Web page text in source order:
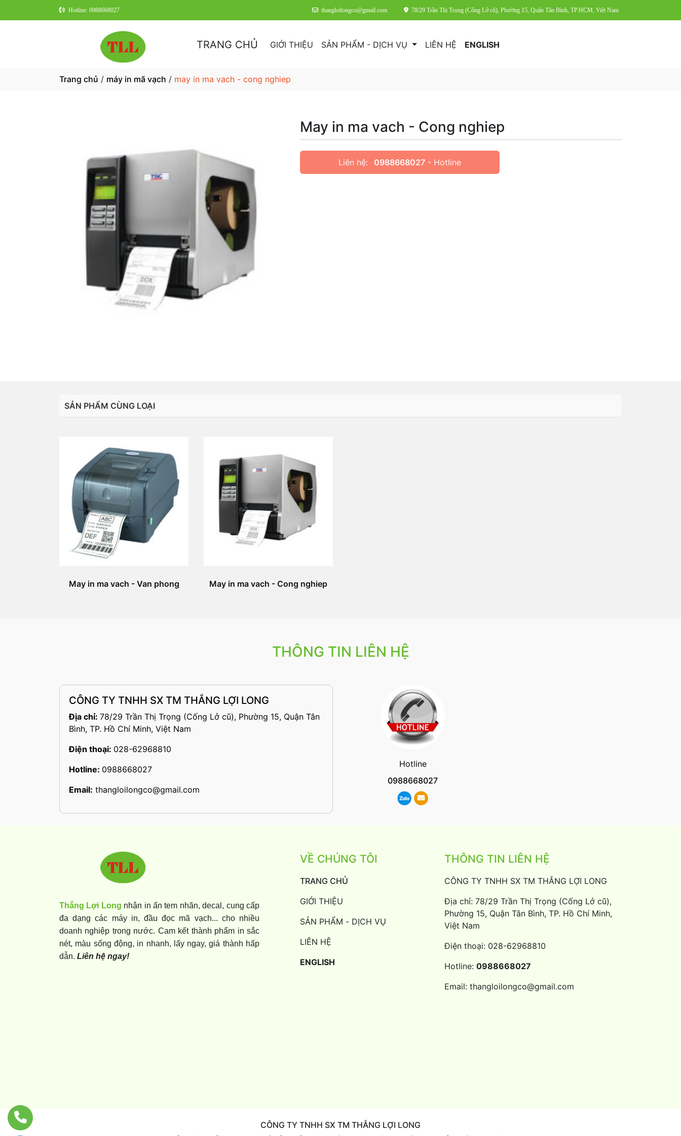
Hotline: 0988668027 thangloilongco@gmail.com 78/29 Trần Thị Trọng (Cống Lở cũ), Phường 15, Quận Tân Bình, TP.HCM, Việt Nam
TRANG CHỦ GIỚI THIỆU SẢN PHẨM - DỊCH VỤ LIÊN HỆ ENGLISH
Trang chủ / máy in mã vạch / may in ma vach - cong nghiep
May in ma vach - Cong nghiep
Liên hệ: 0988668027- Hotline
SẢN PHẨM CÙNG LOẠI
May in ma vach - Van phong May in ma vach - Cong nghiep
THÔNG TIN LIÊN HỆ
CÔNG TY TNHH SX TM THẮNG LỢI LONG
Địa chỉ: 78/29 Trần Thị Trọng (Cống Lở cũ), Phường 15, Quận Tân
Bình, TP. Hồ Chí Minh, Việt Nam
Điện thoại: 028-62968810
Hotline: 0988668027
Email: thangloilongco@gmail.com
Hotline
0988668027
Thắng Lợi Long nhận in ấn tem nhãn, decal, cung cấp
đa dạng các máy in, đầu đọc mã vạch... cho nhiều
doanh nghiệp trong nước. Cam kết thành phẩm in sắc
nét, màu sống động, in nhanh, lấy ngay, giá thành hấp
dẫn. Liên hệ ngay!
VỀ CHÚNG TÔI
TRANG CHỦ
GIỚI THIỆU
SẢN PHẨM - DỊCH VỤ
LIÊN HỆ
ENGLISH
THÔNG TIN LIÊN HỆ
CÔNG TY TNHH SX TM THẮNG LỢI LONG
Địa chỉ: 78/29 Trần Thị Trọng (Cống Lở cũ),
Phường 15, Quận Tân Bình, TP. Hồ Chí Minh,
Việt Nam
Điện thoại: 028-62968810
Hotline: 0988668027
Email: thangloilongco@gmail.com
CÔNG TY TNHH SX TM THẮNG LỢI LONG